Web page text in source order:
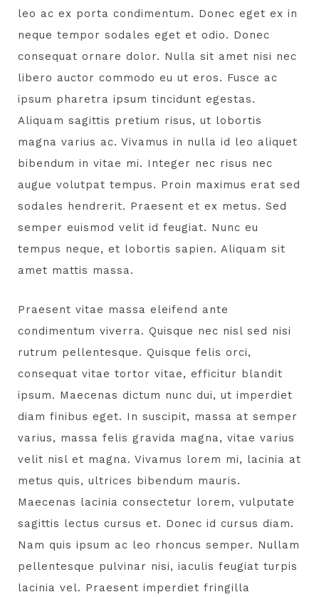
leo ac ex porta condimentum. Donec eget ex in
neque tempor sodales eget et odio. Donec
consequat ornare dolor. Nulla sit amet nisi nec
libero auctor commodo eu ut eros. Fusce ac
ipsum pharetra ipsum tincidunt egestas.
Aliquam sagittis pretium risus, ut lobortis
magna varius ac. Vivamus in nulla id leo aliquet
bibendum in vitae mi. Integer nec risus nec
augue volutpat tempus. Proin maximus erat sed
sodales hendrerit. Praesent et ex metus. Sed
semper euismod velit id feugiat. Nunc eu
tempus neque, et lobortis sapien. Aliquam sit
amet mattis massa.
Praesent vitae massa eleifend ante
condimentum viverra. Quisque nec nisl sed nisi
rutrum pellentesque. Quisque felis orci,
consequat vitae tortor vitae, efficitur blandit
ipsum. Maecenas dictum nunc dui, ut imperdiet
diam finibus eget. In suscipit, massa at semper
varius, massa felis gravida magna, vitae varius
velit nisl et magna. Vivamus lorem mi, lacinia at
metus quis, ultrices bibendum mauris.
Maecenas lacinia consectetur lorem, vulputate
sagittis lectus cursus et. Donec id cursus diam.
Nam quis ipsum ac leo rhoncus semper. Nullam
pellentesque pulvinar nisi, iaculis feugiat turpis
lacinia vel. Praesent imperdiet fringilla